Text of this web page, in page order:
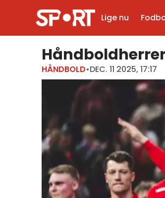
Lige nu
HÅNDBOLD•DEC. 11 2025, 17:17